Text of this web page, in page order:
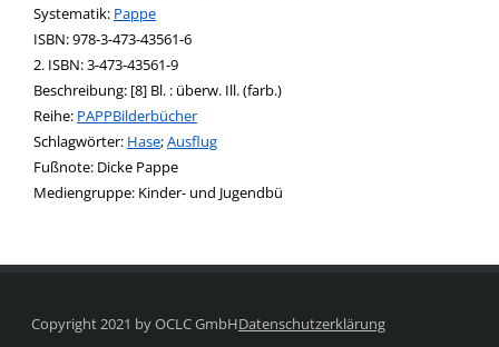
opens in new tab
Diesen Link in neuem Tab öffnen
Systematik: Suche nach dieser Systematik
Pappe
Suche nach diesem Interessenskreis
ISBN:978-3-473-43561-6
2. ISBN:3-473-43561-9
Beschreibung: [8] Bl. : überw. Ill. (farb.)
Reihe: PAPPBilderbücher
Schlagwörter: Hase;Ausflug
Suche nach dieser Beteiligten Person
Fußnote: Dicke Pappe
Mediengruppe: Kinder- und Jugendbü
Copyright 2021 by OCLC GmbHDatenschutzerklärung